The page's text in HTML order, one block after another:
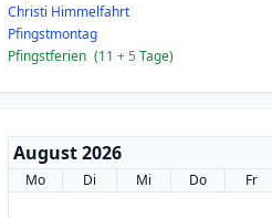
Christi Himmelfahrt
Pfingstmontag
Pfingstferien (11 + 5 Tage)
August 2026
Mo Di Mi Do Fr